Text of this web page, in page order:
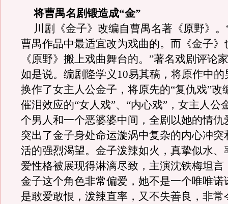
将曹禺名剧锻造成“金”
川剧《金子》改编自曹禺名著《原野》。
曹禺作品中最适宜改为戏曲的。而《金子》
《原野》搬上戏曲舞台的。”著名戏剧评论家
如是说。 编剧隆学义 10易其稿，将原作中的
换作了女主人公金子，将原先的“复仇戏”改
催泪效应的“女人戏”、 “内心戏” ，女主人公
个男人和一个恶婆婆中间，全剧以她的情仇
突出了金子身处命运漩涡中复杂的内心冲突
活的强烈渴望。金子泼辣如火，真挚似水、
爱性格被展现得淋漓尽致，主演沈铁梅坦言
金子这个角色非常偏爱，她不是一个唯唯诺
是敢爱敢恨，泼辣直率，又不失善良，非常